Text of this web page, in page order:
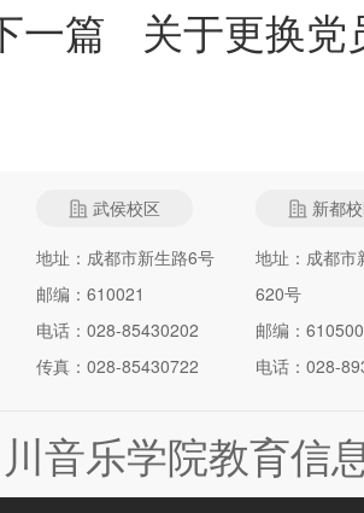
一篇 关于更换
武侯校区
地址：成都市新生路6号
邮编：610021
电话：028-85430202
传真：028-85430722
新都
地址：成都市
620号
邮编：610500
电话：028-
川音乐学院教育